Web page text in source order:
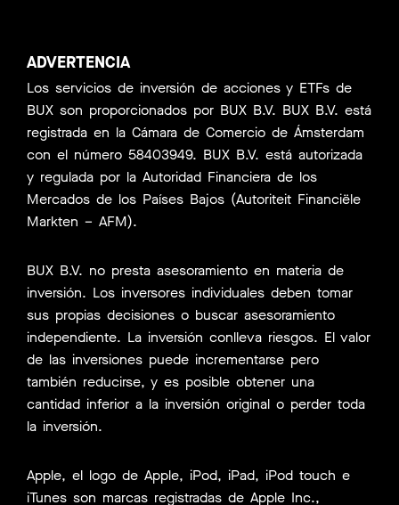
ADVERTENCIA
Los servicios de inversión de acciones y ETFs de
BUX son proporcionados por BUX B.V. BUX B.V. está
registrada en la Cámara de Comercio de Ámsterdam
con el número 58403949. BUX B.V. está autorizada
y regulada por la Autoridad Financiera de los
Mercados de los Países Bajos (Autoriteit Financiële
Markten – AFM).
BUX B.V. no presta asesoramiento en materia de
inversión. Los inversores individuales deben tomar
sus propias decisiones o buscar asesoramiento
independiente. La inversión conlleva riesgos. El valor
de las inversiones puede incrementarse pero
también reducirse, y es posible obtener una
cantidad inferior a la inversión original o perder toda
la inversión.
Apple, el logo de Apple, iPod, iPad, iPod touch e
iTunes son marcas registradas de Apple Inc.,